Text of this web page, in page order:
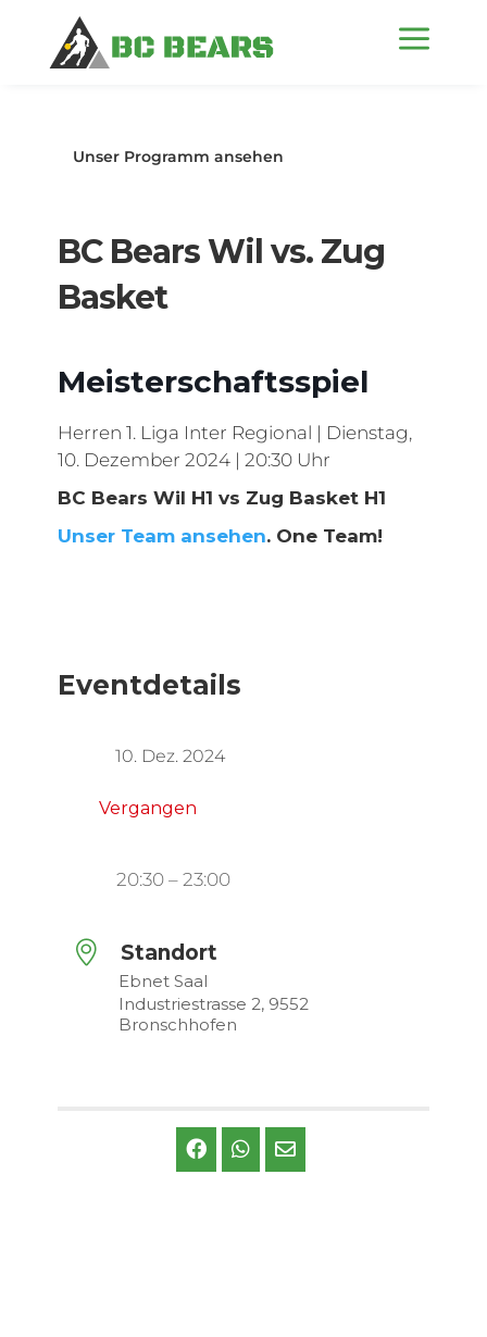
a
Unser Programm ansehen
BC Bears Wil vs. Zug
Basket
Meisterschaftsspiel
Herren 1. Liga Inter Regional | Dienstag,
10. Dezember 2024 | 20:30 Uhr
BC Bears Wil H1 vs Zug Basket H1
Unser Team ansehen. One Team!
Eventdetails
10. Dez. 2024
Vergangen
20:30 – 23:00
Standort
Ebnet Saal
Industriestrasse 2, 9552
Bronschhofen